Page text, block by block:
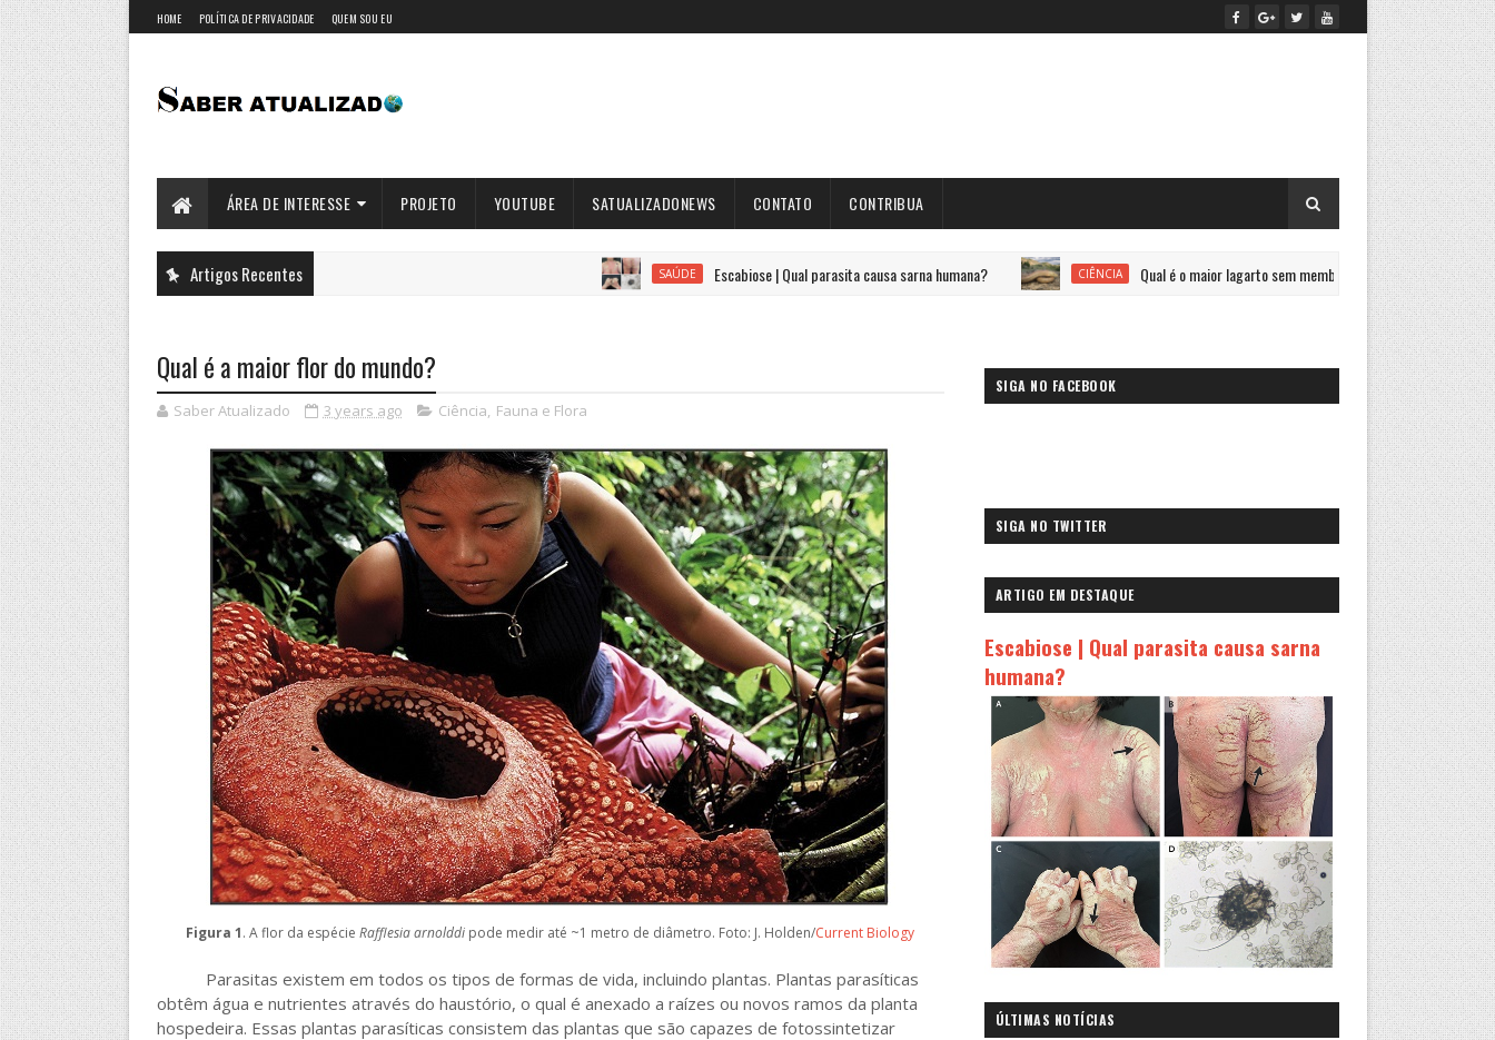
HOME POLÍTICA DE PRIVACIDADE QUEM SOU EU
ÁREA DE INTERESSE PROJETO YOUTUBE SATUALIZADONEWS CONTATO CONTRIBUA
Artigos Recentes SAÚDE Escabiose | Qual parasita causa sarna humana? CIÊNCIA Qual é o maior lagarto sem membros do mundo? SAÚDE
Qual é a maior flor do mundo?
Saber Atualizado 3 years ago Ciência, Fauna e Flora
Figura 1. A flor da espécieRafflesia arnolddi pode medir até ~1 metro de diâmetro. Foto: J. Holden/Current Biology
Parasitas existem em todos os tipos de formas de vida, incluindo plantas. Plantas parasíticas
obtêm água e nutrientes através do haustório, o qual é anexado a raízes ou novos ramos da planta
hospedeira. Essas plantas parasíticas consistem das plantas que são capazes de fotossintetizar
SIGA NO FACEBOOK
SIGA NO TWITTER
ARTIGO EM DESTAQUE
Escabiose | Qual parasita causa sarna
humana?
ÚLTIMAS NOTÍCIAS